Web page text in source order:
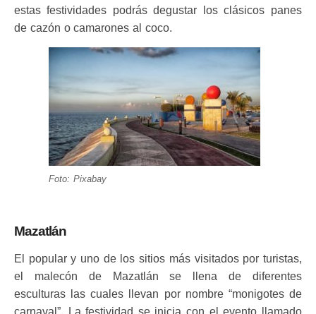
estas festividades podrás degustar los clásicos panes
de cazón o camarones al coco.
Foto: Pixabay
Mazatlán
El popular y uno de los sitios más visitados por turistas,
el malecón de Mazatlán se llena de diferentes
esculturas las cuales llevan por nombre “monigotes de
carnaval”. La festividad se inicia con el evento llamado